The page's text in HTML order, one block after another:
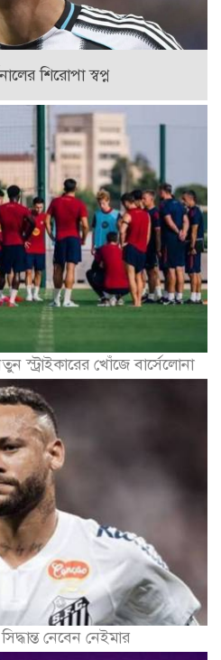
শিরোপা স্বপ্ন
স্ট্রাইকারের খোঁজে বার্সেলোনা
নেবেন নেইমার